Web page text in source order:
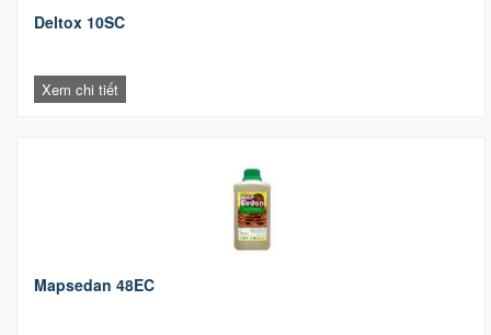
Deltox 10SC
Xem chi tiết
Mapsedan 48EC